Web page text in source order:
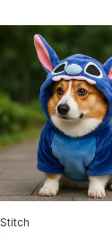
Stitch